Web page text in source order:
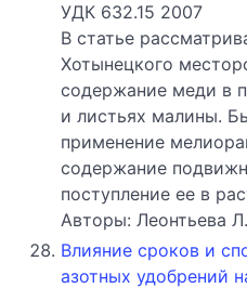
УДК 632.15 2007
В статье
Хотынецкого
содержание меди в
и листьях малины.
применение
содержание
поступление ее в
Авторы: Леонтьева
Влияние сроков и
азотных удобрений